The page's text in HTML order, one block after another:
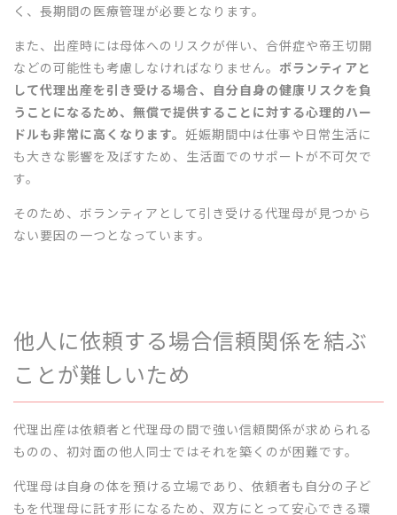
く、長期間の医療管理が必要となります。
また、出産時には母体へのリスクが伴い、合併症や帝王切開
などの可能性も考慮しなければなりません。 ボランティアと
して代理出産を引き受ける場合、自分自身の健康リスクを負
うことになるため、無償で提供することに対する心理的ハー
ドルも非常に高くなります。 妊娠期間中は仕事や日常生活に
も大きな影響を及ぼすため、生活面でのサポートが不可欠で
す。
そのため、ボランティアとして引き受ける代理母が見つから
ない要因の一つとなっています。
他人に依頼する場合信頼関係を結ぶ
ことが難しいため
代理出産は依頼者と代理母の間で強い信頼関係が求められる
ものの、初対面の他人同士ではそれを築くのが困難です。
代理母は自身の体を預ける立場であり、依頼者も自分の子ど
もを代理母に託す形になるため、双方にとって安心できる環